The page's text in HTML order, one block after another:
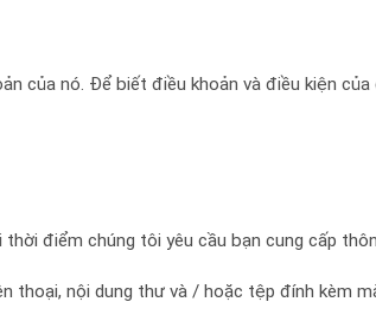
của nó. Để biết điều khoản và điều kiện của
điểm chúng tôi yêu cầu bạn cung cấp
thoại, nội dung thư và / hoặc tệp đính kèm